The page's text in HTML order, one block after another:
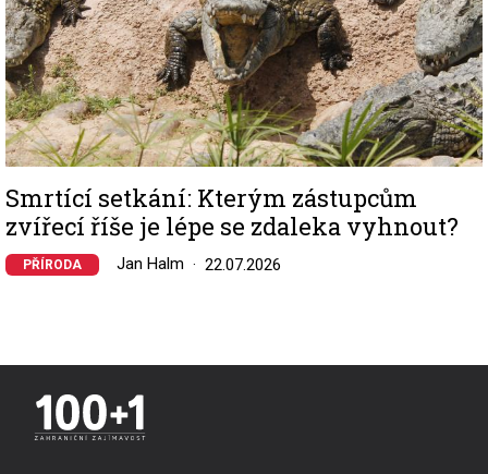
Smrtící setkání: Kterým zástupcům
zvířecí říše je lépe se zdaleka vyhnout?
PŘÍRODA Jan Halm 22.07.2026